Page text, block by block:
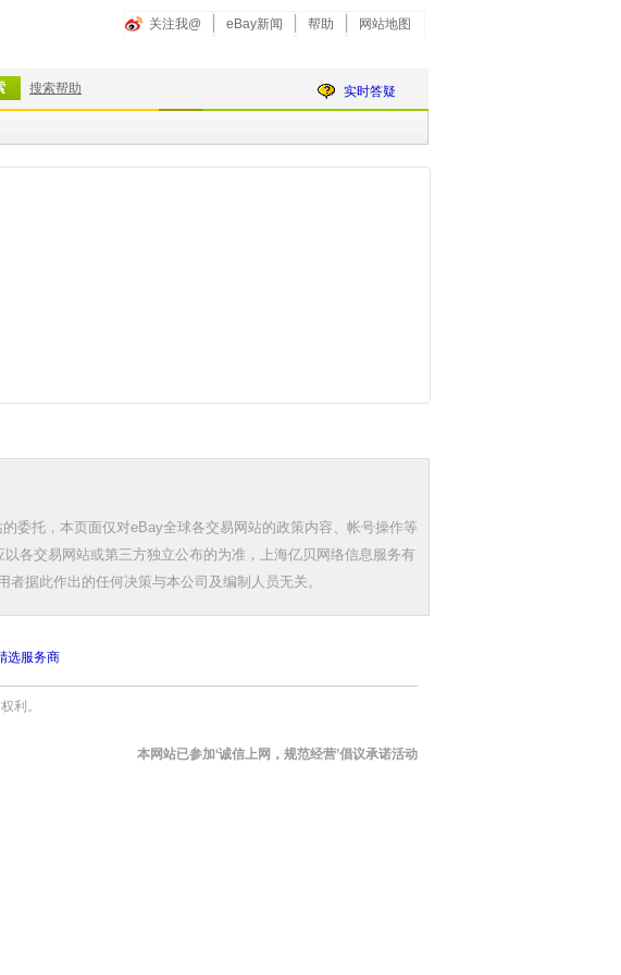
关注我@ eBay新闻 帮助 网站地图
搜索帮助 实时答疑
委托，本页面仅对eBay全球各交易网站的政策内容、帐号操作等
各交易网站或第三方独立公布的为准，上海亿贝网络信息服务有
据此作出的任何决策与本公司及编制人员无关。
选服务商
利。
本网站已参加‘诚信上网，规范经营’倡议承诺活动